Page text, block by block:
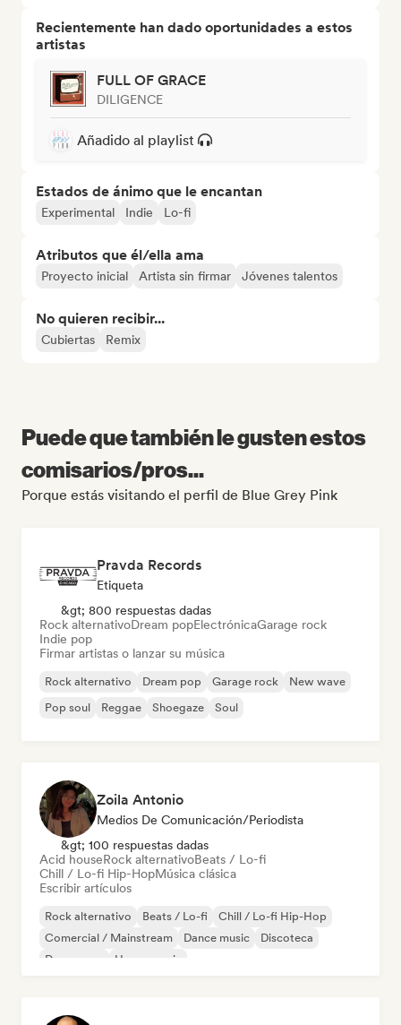
Recientemente han dado oportunidades a estos
artistas
FULL OF GRACE
DILIGENCE
Añadido al playlist
Estados de ánimo que le encantan
Experimental Indie Lo-fi
Atributos que él/ella ama
Proyecto inicial Artista sin firmar Jóvenes talentos
No quieren recibir...
Cubiertas Remix
Puede que también le gusten estos
comisarios/pros...
Porque estás visitando el perfil de Blue Grey Pink
Pravda Records
Etiqueta
&gt; 800 respuestas dadas
Rock alternativoDream popElectrónicaGarage rock
Indie pop
Firmar artistas o lanzar su música
Rock alternativo Dream pop Garage rock
New wave
Pop soul
Reggae Shoegaze Soul
Zoila Antonio
Medios De Comunicación/Periodista
&gt; 100 respuestas dadas
Acid houseRock alternativoBeats / Lo-fi
Chill / Lo-fi Hip-HopMúsica clásica
Escribir artículos
Rock alternativo Beats / Lo-fi
Chill / Lo-fi Hip-Hop
Comercial / Mainstream
Dance music
Discoteca
Dream pop
House music